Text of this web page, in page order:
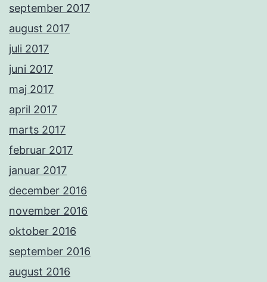
september 2017
august 2017
juli 2017
juni 2017
maj 2017
april 2017
marts 2017
februar 2017
januar 2017
december 2016
november 2016
oktober 2016
september 2016
august 2016